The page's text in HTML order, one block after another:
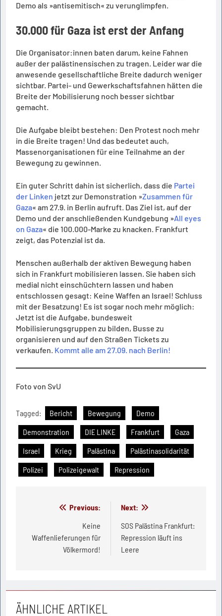
Demo als »antisemitisch« zu verunglimpfen.
30.000 für Gaza ist erst der Anfang
Die Organisator:innen baten darum, keine Fahnen
außer der palästinensischen zu tragen. Leider war die
anwesende gesellschaftliche Breite dadurch weniger
sichtbar. Partei- und Gewerkschaftsfahnen hätten die
Breite der Mobilisierung noch besser sichtbar
gemacht.
Die Aufgabe bleibt bestehen: Den Protest noch mehr
in die Breite tragen! Und das bedeutet auch,
Massenorganisationen für eine Teilnahme an der
Bewegung zu gewinnen.
Ein guter Schritt dahin ist sicherlich, dass die Partei
der Linken jetzt zur Demonstration »Zusammen für
Gaza« am 27.9. in Berlin aufruft. Das Ziel ist, auf der
Demo und der anschließenden Kundgebung »All eyes
on Gaza« die 100.000-Marke zu knacken. Frankfurt
zeigt, das Potenzial ist da.
Menschen außerhalb der aktiven Bewegung haben
sich in Frankfurt mobilisieren lassen. Sie haben sich
medial nicht einschüchtern lassen und haben
entschlossen gesagt: Keine Waffen an Israel! Schluss
mit der Besatzung! Es ist sogar noch mehr möglich:
Jetzt ist die Aufgabe, bundesweit
Mobilisierungsgruppen zu bilden, Busse zu
organisieren und auf den Straßen Tickets zu
verkaufen. Kommt alle am 27.09. nach Berlin!
Foto von SvU
Tagged: Bericht Bewegung
Demo
Demonstration
DIE LINKE Frankfurt
Gaza
Israel
Krieg Palästina
Palästinasolidarität
Polizei
Polizeigewalt Repression
Beitragsnavigation
Previous:
Keine
Waffenlieferungen für
Völkermord!
Next:
SOS Palästina Frankfurt:
Repression läuft ins
Leere
ÄHNLICHE ARTIKEL